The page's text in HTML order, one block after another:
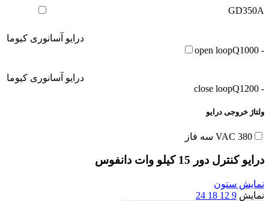
GD350A
درایو آسانوری کیوما
- open loop
Q1000
درایو آسانوری کیوما
- close loop
Q1200
ولتاژ خروجی درایو
380 VAC سه فاز
درایو کنترل دور 15 کیلو وات دانفوس
نمایش ستون
نمایش 9
12
18
24